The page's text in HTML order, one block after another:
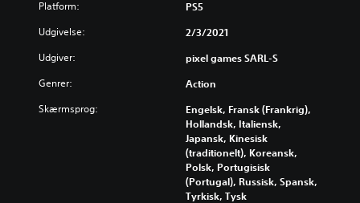
Platform: PS5
Udgivelse: 2/3/2021
Udgiver: pixel games SARL-S
Genrer: Action
Skærmsprog:
Engelsk, Fransk (Frankrig),
Hollandsk, Italiensk,
Japansk, Kinesisk
(traditionelt), Koreansk,
Polsk, Portugisisk
(Portugal), Russisk, Spansk,
Tyrkisk, Tysk